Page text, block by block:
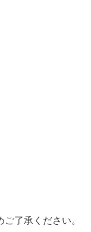
了承ください。